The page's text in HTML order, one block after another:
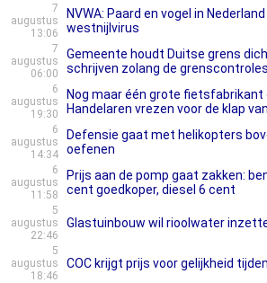
7
augustus
13:06
NVWA: Paard en vogel in
westnijlvirus
7
augustus
06:00
Gemeente houdt Duitse grens
schrijven zolang de
6
augustus
19:30
Nog maar één grote fietsfabrikant
Handelaren vrezen voor de klap
6
augustus
14:34
Defensie gaat met helikopters
oefenen
6
augustus
11:58
Prijs aan de pomp gaat zakken:
cent goedkoper, diesel 6 cent
5
augustus
22:46
Glastuinbouw wil rioolwater
5
augustus
18:46
COC krijgt prijs voor gelijkheid